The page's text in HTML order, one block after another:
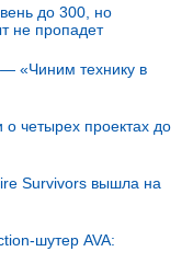
до 300, но
не пропадет
«Чиним технику в
четырех проектах до
Survivors вышла на
шутер AVA: